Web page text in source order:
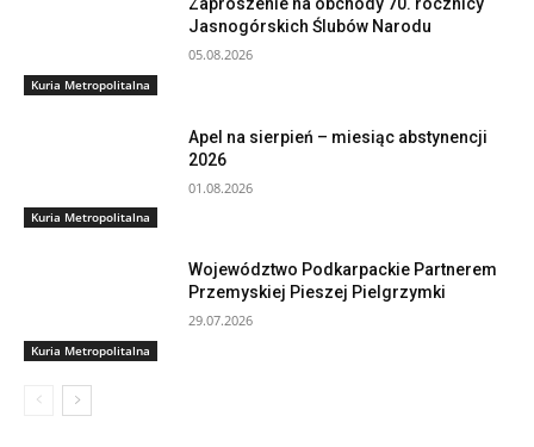
Kuria Metropolitalna
Jasnogórskich Ślubów Narodu
05.08.2026
Kuria Metropolitalna
Apel na sierpień – miesiąc abstynencji
2026
01.08.2026
Kuria Metropolitalna
Województwo Podkarpackie Partnerem
Przemyskiej Pieszej Pielgrzymki
29.07.2026